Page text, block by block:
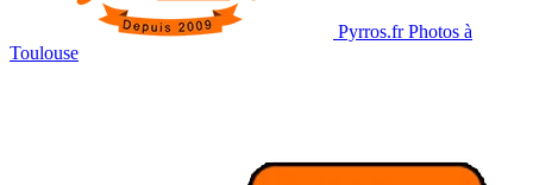
Pyrros.fr Photos à
Toulouse